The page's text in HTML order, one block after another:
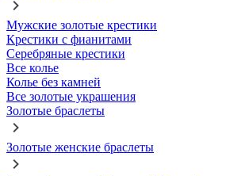
Мужские золотые крестики
Крестики с фианитами
Серебряные крестики
Все колье
Колье без камней
Все золотые украшения
Золотые браслеты
Золотые женские браслеты